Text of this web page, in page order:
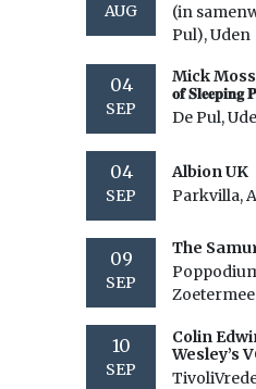
AUG
(in
Pul), Uden
04
SEP
Mick Moss
𝐨𝐟 𝐒𝐥𝐞𝐞𝐩𝐢𝐧𝐠
De Pul,
04
SEP
Albion UK
Parkvilla,
09
SEP
The
10
SEP
Colin
Wesley’s